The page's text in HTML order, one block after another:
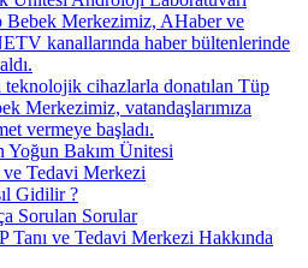
Bebek Merkezimiz, AHaber ve
kanallarında haber bültenlerinde
teknolojik cihazlarla donatılan Tüp
Merkezimiz, vatandaşlarımıza
vermeye başladı.
Yoğun Bakım Ünitesi
ve Tedavi Merkezi
Gidilir ?
Sorulan Sorular
Tanı ve Tedavi Merkezi Hakkında